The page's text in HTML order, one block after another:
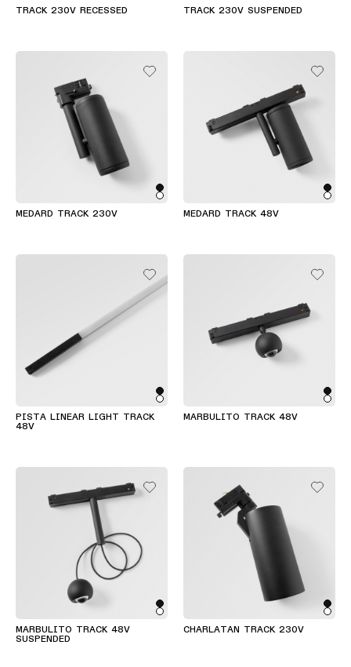
TRACK 230V RECESSED TRACK 230V SUSPENDED
MEDARD TRACK 230V MEDARD TRACK 48V
PISTA LINEAR LIGHT TRACK
48V
MARBULITO TRACK 48V
MARBULITO TRACK 48V
SUSPENDED
CHARLATAN TRACK 230V